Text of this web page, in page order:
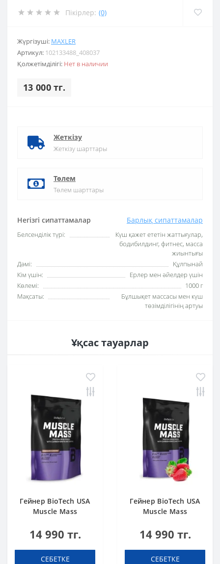
Пікірлер: (0)
Жүргізуші: MAXLER
Артикул: 102133488_408037
Қолжетімділігі: Нет в наличии
13 000 тг.
Негізгі сипаттамалар Барлық сипаттамалар
Белсенділік түрі:
Күш қажет ететін жаттығулар,
бодибилдинг, фитнес, масса
жиынтығы
Дәмі:
Құлпынай
Кім үшін:
Ерлер мен әйелдер үшін
Көлемі:
1000 г
Мақсаты:
Бұлшықет массасы мен күш
төзімділігінің артуы
Жеткізу
Жеткізу шарттары
Төлем
Төлем шарттары
Ұқсас тауарлар
Гейнер BioTech USA
Muscle Mass
14 990 тг.
СЕБЕТКЕ
Гейнер BioTech USA
Muscle Mass
14 990 тг.
СЕБЕТКЕ